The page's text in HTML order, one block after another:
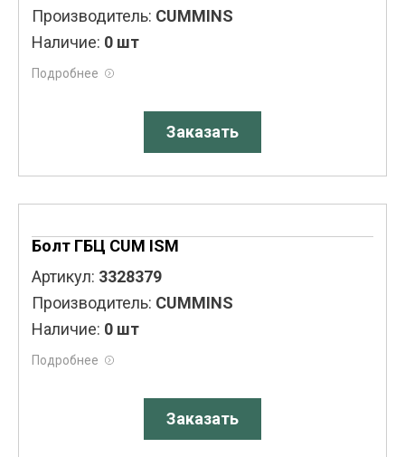
Производитель: CUMMINS
Наличие: 0 шт
Подробнее
Заказать
Болт ГБЦ CUM ISM
Артикул: 3328379
Производитель: CUMMINS
Наличие: 0 шт
Подробнее
Заказать